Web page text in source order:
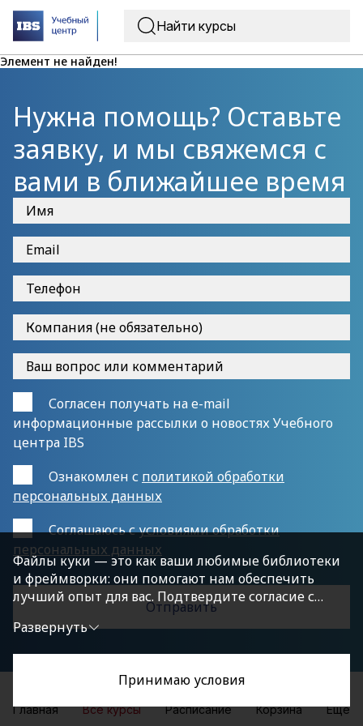
Элемент не найден!
Нужна помощь? Оставьте
заявку, и мы свяжемся с
вами в ближайшее время
Согласен получать на e-mail
информационные рассылки о новостях Учебного
центра IBS
Ознакомлен с политикой обработки
персональных данных
Cоглашаюсь сусловиями обработки
персональных данных
Главная Все курсы Расписание Корзина Еще
Файлы куки — это как ваши любимые библиотеки
и фреймворки: они помогают нам обеспечить
лучший опыт для вас. Подтвердите согласие с
политикой конфиденциальности, нажав
«Принимаю условия», чтобы продолжить.
Развернуть
Принимаю условия